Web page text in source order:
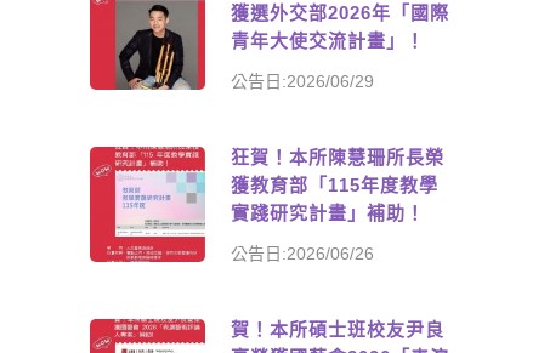
獲選外交部2026年「國際
青年大使交流計畫」！
公告日:2026/06/29
狂賀！本所陳慧珊所長榮
獲教育部「115年度教學
實踐研究計畫」補助！
公告日:2026/06/26
賀！本所碩士班校友尹良